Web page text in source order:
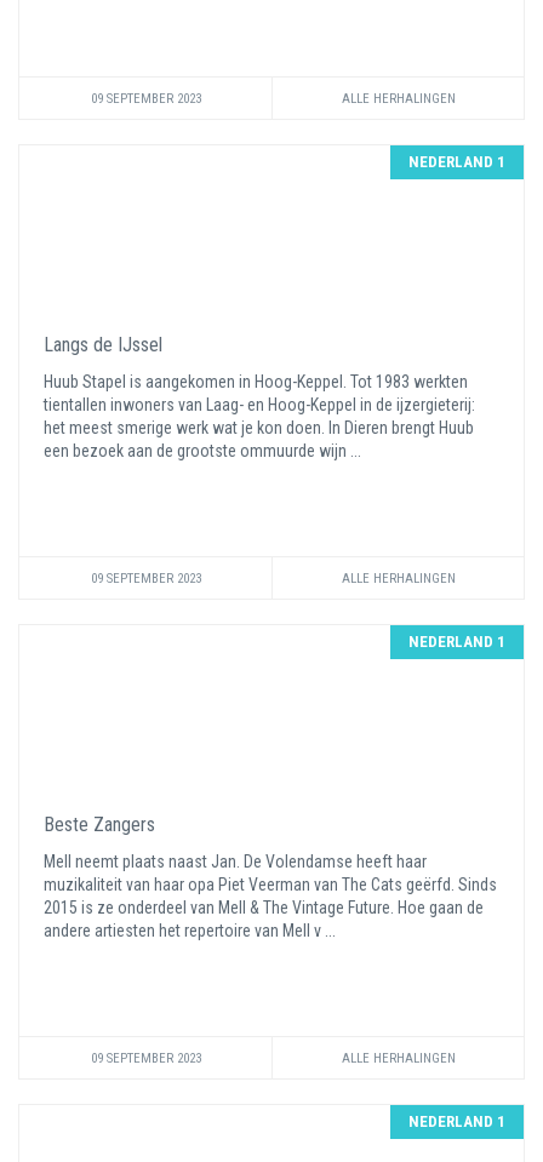
09 SEPTEMBER 2023 ALLE HERHALINGEN
NEDERLAND 1
Langs de IJssel
Huub Stapel is aangekomen in Hoog-Keppel. Tot 1983 werkten
tientallen inwoners van Laag- en Hoog-Keppel in de ijzergieterij:
het meest smerige werk wat je kon doen. In Dieren brengt Huub
een bezoek aan de grootste ommuurde wijn ...
09 SEPTEMBER 2023 ALLE HERHALINGEN
NEDERLAND 1
Beste Zangers
Mell neemt plaats naast Jan. De Volendamse heeft haar
muzikaliteit van haar opa Piet Veerman van The Cats geërfd. Sinds
2015 is ze onderdeel van Mell & The Vintage Future. Hoe gaan de
andere artiesten het repertoire van Mell v ...
09 SEPTEMBER 2023 ALLE HERHALINGEN
NEDERLAND 1